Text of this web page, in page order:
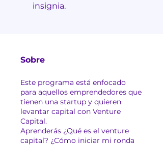
insignia.
Sobre
Este programa está enfocado
para aquellos emprendedores que
tienen una startup y quieren
levantar capital con Venture
Capital.
Aprenderás ¿Qué es el venture
capital? ¿Cómo iniciar mi ronda